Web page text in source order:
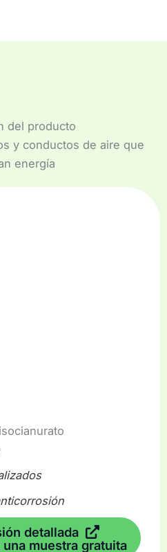
del producto
y conductos de aire que
energía
detallada
una muestra gratuita